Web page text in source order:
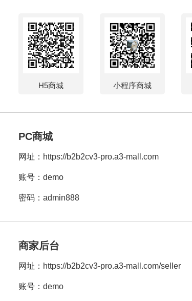
H5商城 小程序商城
PC商城
网址： https://b2b2cv3-pro.a3-mall.com
账号：demo
密码：admin888
商家后台
网址： https://b2b2cv3-pro.a3-mall.com/seller
账号：demo